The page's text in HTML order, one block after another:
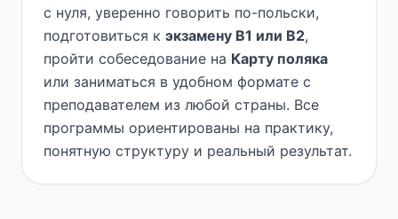
с нуля, уверенно говорить по-польски,
подготовиться к экзамену B1 или B2,
пройти собеседование на Карту поляка
или заниматься в удобном формате с
преподавателем из любой страны. Все
программы ориентированы на практику,
понятную структуру и реальный результат.